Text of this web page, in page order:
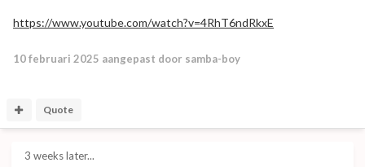
probleem afhelpen. Het duurde gelukkig niet al te lang. De
character en het beestje vleide zich al snel rond mijn nek. ´´Zij
hoor, het koppie verdween achter de rechter revers van mijn
mooi gevlekte lichaam was nog zichtbaar rond mijn hals.
https://www.youtube.com/watch?v=4RhT6ndRkxE
10 februari 2025 aangepast door samba-boy
Quote
3 weeks later...